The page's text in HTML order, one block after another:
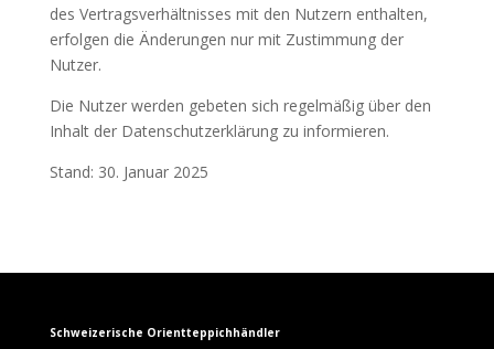
des Vertragsverhältnisses mit den Nutzern enthalten,
erfolgen die Änderungen nur mit Zustimmung der
Nutzer.
Die Nutzer werden gebeten sich regelmäßig über den
Inhalt der Datenschutzerklärung zu informieren.
Stand: 30. Januar 2025
Schweizerische Orientteppichhändler